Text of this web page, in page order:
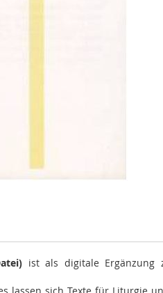
ist als digitale Ergänzung